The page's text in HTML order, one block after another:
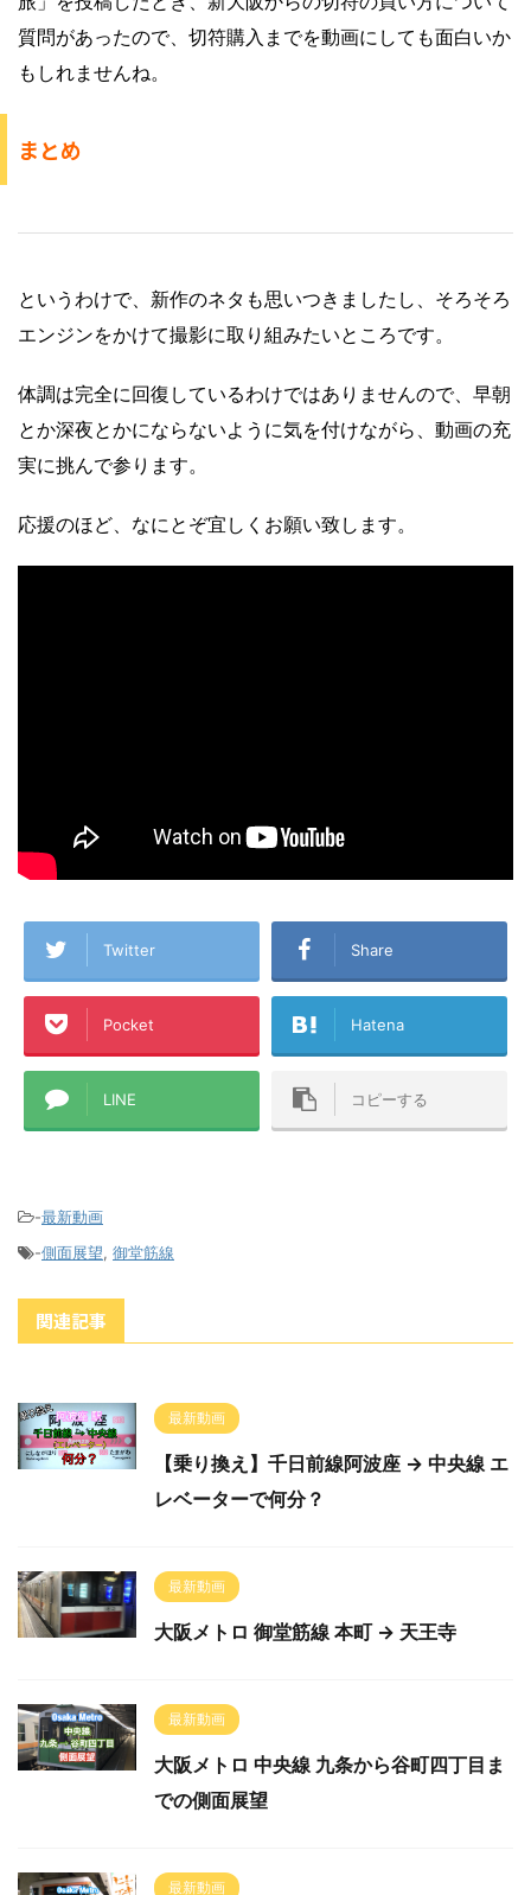
質問があったので、切符購入までを動画にしても面白いか
もしれませんね。
まとめ
というわけで、新作のネタも思いつきましたし、そろそろ
エンジンをかけて撮影に取り組みたいところです。
体調は完全に回復しているわけではありませんので、早朝
とか深夜とかにならないように気を付けながら、動画の充
実に挑んで参ります。
応援のほど、なにとぞ宜しくお願い致します。
Twitter Share
Pocket Hatena
LINE コピーする
-最新動画
-側面展望, 御堂筋線
関連記事
最新動画
【乗り換え】千日前線阿波座 → 中央線 エ
レベーターで何分？
最新動画
大阪メトロ 御堂筋線 本町 → 天王寺
最新動画
大阪メトロ 中央線 九条から谷町四丁目ま
での側面展望
最新動画